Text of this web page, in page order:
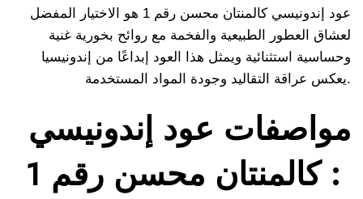
عود إندونيسي كالمنتان محسن رقم 1 هو الاختيار المفضل
لعشاق العطور الطبيعية والفخمة مع روائح بخورية غنية
وحساسية استثنائية ويمثل هذا العود إبداعًا من إندونيسيا
يعكس عراقة التقاليد وجودة المواد المستخدمة.
مواصفات عود إندونيسي
كالمنتان محسن رقم 1 :